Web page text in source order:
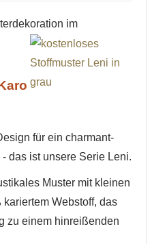
im
für ein charmant-
das ist unsere Serie Leni.
Muster mit kleinen
Webstoff, das
zu einem hinreißenden